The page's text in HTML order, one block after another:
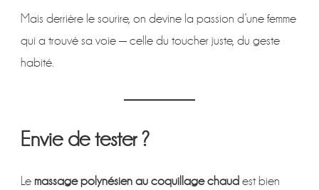
Mais derrière le sourire, on devine la passion d’une femme
qui a trouvé sa voie — celle du toucher juste, du geste
habité.
Envie de tester ?
Le massage polynésien au coquillage chaud est bien